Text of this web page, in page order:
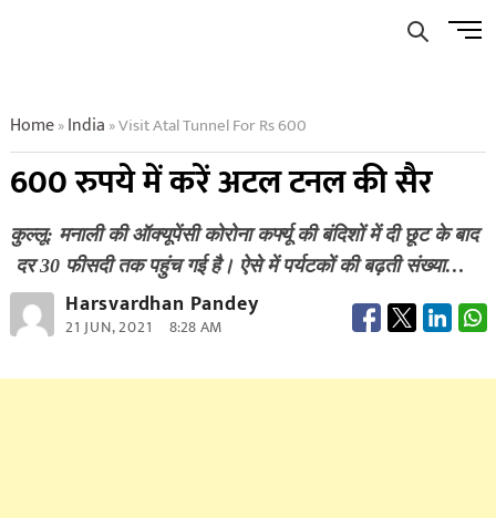
Menu
Home»India »Visit Atal Tunnel For Rs 600
600 रुपये में करें अटल टनल की सैर
कुल्लू: मनाली की ऑक्यूपेंसी कोरोना कर्फ्यू की बंदिशों में दी छूट के बाद
दर 30 फीसदी तक पहुंच गई है। ऐसे में पर्यटकों की बढ़ती संख्या…
Harsvardhan Pandey
21 JUN, 2021 8:28 AM